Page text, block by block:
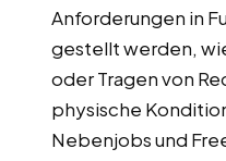
Anforderungen in
gestellt werden,
oder Tragen von
physische
Nebenjobs und